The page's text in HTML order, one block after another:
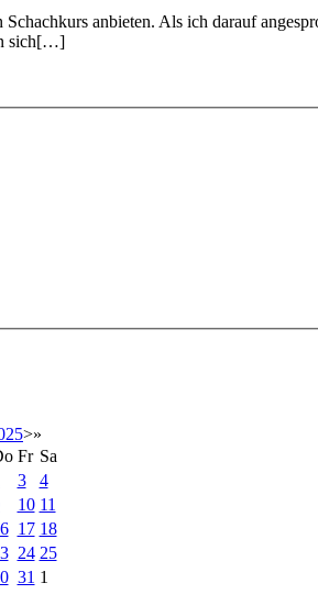
anbieten. Als ich darauf
sich[…]
>»
Fr Sa
3
4
10 11
17 18
24 25
31 1